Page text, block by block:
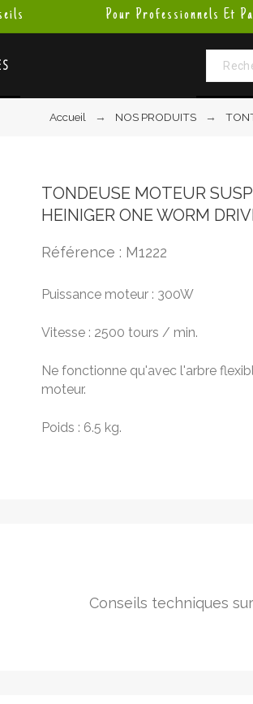
Pour Professionnels Et
Accueil NOS PRODUITS
TONDEUSE MOTEUR
HEINIGER ONE WORM
Référence : M1222
Puissance moteur : 300W
Vitesse : 2500 tours / min.
Ne fonctionne qu'avec l'arbre
moteur.
Poids : 6.5 kg.
Conseils techniques